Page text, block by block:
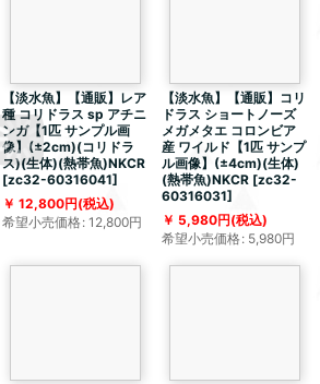
【淡水魚】【通販】レア
種 コリドラス sp アチニ
ンガ【1匹 サンプル画
像】(±2cm)(コリドラ
ス)(生体)(熱帯魚)NKCR
[zc32-60316041]
12,800円(税込)
希望小売価格: 12,800円
【淡水魚】【通販】コリ
ドラス ショートノーズ
メガメタエ コロンビア
産 ワイルド【1匹 サンプ
ル画像】(±4cm)(生体)
(熱帯魚)NKCR [zc32-
60316031]
5,980円(税込)
希望小売価格: 5,980円